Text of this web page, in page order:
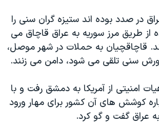
کادر رهبری ایران
۹۸
جایزه نوبل صلح
در صدد بوده اند ستیزه گران سنی را
از طریق مرز سوریه به عراق قاچاق می
قاچاقچیان به حملات در شهر موصل،
سنی تلقی می شود، دامن می زنند.
امنیتی از آمریکا به دمشق رفت و با
کوشش های آن کشور برای مهار ورود
عراق گفت و گو کرد.